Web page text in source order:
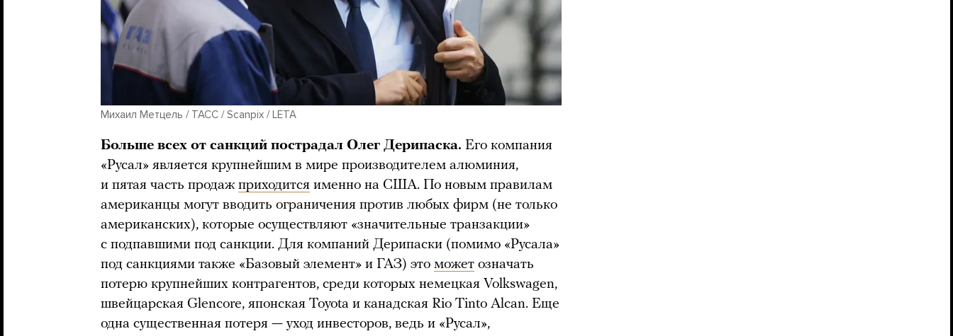
Михаил Метцель / ТАСС / Scanpix / LETA
Больше всех от санкций пострадал Олег Дерипаска. Его компания
«Русал» является крупнейшим в мире производителем алюминия,
и пятая часть продаж приходится именно на США. По новым правилам
американцы могут вводить ограничения против любых фирм (не только
американских), которые осуществляют «значительные транзакции»
с подпавшими под санкции. Для компаний Дерипаски (помимо «Русала»
под санкциями также «Базовый элемент» и ГАЗ) это может означать
потерю крупнейших контрагентов, среди которых немецкая Volkswagen,
швейцарская Glencore, японская Toyota и канадская Rio Tinto Alcan. Еще
одна существенная потеря — уход инвесторов, ведь и «Русал»,